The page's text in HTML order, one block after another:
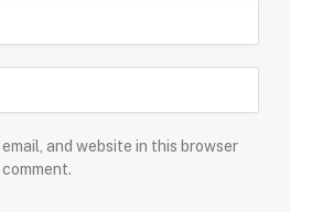
email, and website in this browser